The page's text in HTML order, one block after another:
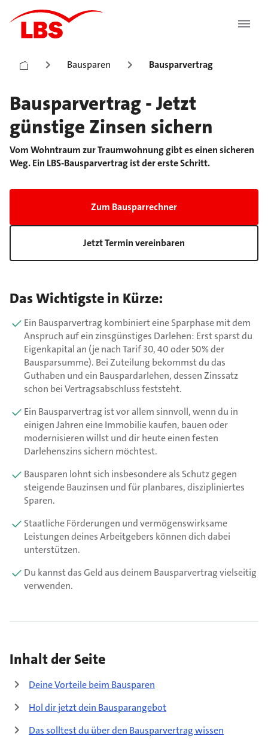
Bausparen Bausparvertrag
Bausparvertrag - Jetzt
günstige Zinsen sichern
Vom Wohntraum zur Traumwohnung gibt es einen sicheren
Weg. Ein LBS-Bausparvertrag ist der erste Schritt.
Zum Bausparrechner
Jetzt Termin vereinbaren
Das Wichtigste in Kürze:
Ein Bausparvertrag kombiniert eine Sparphase mit dem
Anspruch auf ein zinsgünstiges Darlehen: Erst sparst du
Eigenkapital an (je nach Tarif 30, 40 oder 50% der
Bausparsumme). Bei Zuteilung bekommst du das
Guthaben und ein Bauspardarlehen, dessen Zinssatz
schon bei Vertragsabschluss feststeht.
Ein Bausparvertrag ist vor allem sinnvoll, wenn du in
einigen Jahren eine Immobilie kaufen, bauen oder
modernisieren willst und dir heute einen festen
Darlehenszins sichern möchtest.
Bausparen lohnt sich insbesondere als Schutz gegen
steigende Bauzinsen und für planbares, diszipliniertes
Sparen.
Staatliche Förderungen und vermögenswirksame
Leistungen deines Arbeitgebers können dich dabei
unterstützen.
Du kannst das Geld aus deinem Bausparvertrag vielseitig
verwenden.
Inhalt der Seite
Deine Vorteile beim Bausparen
Hol dir jetzt dein Bausparangebot
Das solltest du über den Bausparvertrag wissen